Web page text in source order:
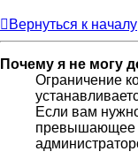
Вернуться к началу
Почему я не могу
Ограничение
Если вам
превышающее